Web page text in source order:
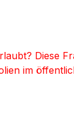
Diese
im